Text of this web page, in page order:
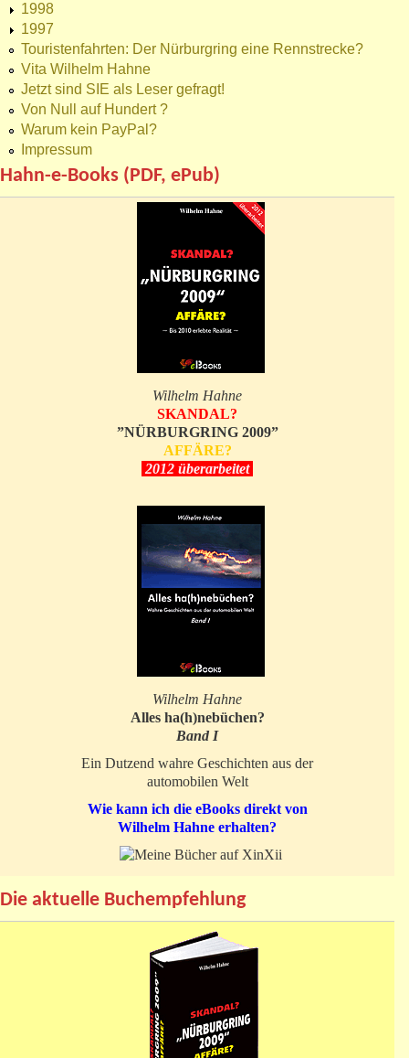
1998
1997
Touristenfahrten: Der Nürburgring eine Rennstrecke?
Vita Wilhelm Hahne
Jetzt sind SIE als Leser gefragt!
Von Null auf Hundert ?
Warum kein PayPal?
Impressum
Hahn-e-Books (PDF, ePub)
Wilhelm Hahne
SKANDAL?
”NÜRBURGRING 2009”
AFFÄRE?
2012 überarbeitet
Wilhelm Hahne
Alles ha(h)nebüchen?
Band I
Ein Dutzend wahre Geschichten aus der
automobilen Welt
Wie kann ich die eBooks direkt von
Wilhelm Hahne erhalten?
Die aktuelle Buchempfehlung